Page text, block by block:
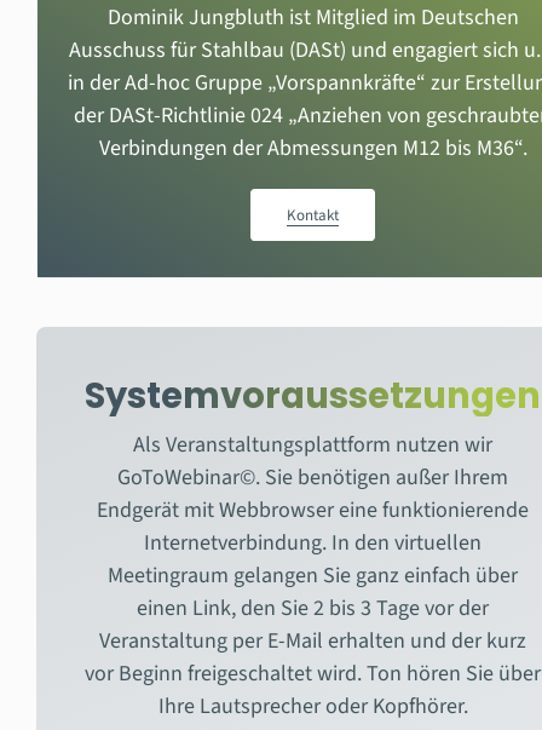
Dominik Jungbluth ist Mitglied im Deutschen
Ausschuss für Stahlbau (DASt) und engagiert sich
in der Ad-hoc Gruppe „Vorspannkräfte“ zur
der DASt-Richtlinie 024 „Anziehen von
Verbindungen der Abmessungen M12 bis M36“.
Kontakt
Systemvoraussetzungen
Als Veranstaltungsplattform nutzen wir
GoToWebinar©. Sie benötigen außer Ihrem
Endgerät mit Webbrowser eine funktionierende
Internetverbindung. In den virtuellen
Meetingraum gelangen Sie ganz einfach über
einen Link, den Sie 2 bis 3 Tage vor der
Veranstaltung per E-Mail erhalten und der kurz
vor Beginn freigeschaltet wird. Ton hören Sie über
Ihre Lautsprecher oder Kopfhörer.